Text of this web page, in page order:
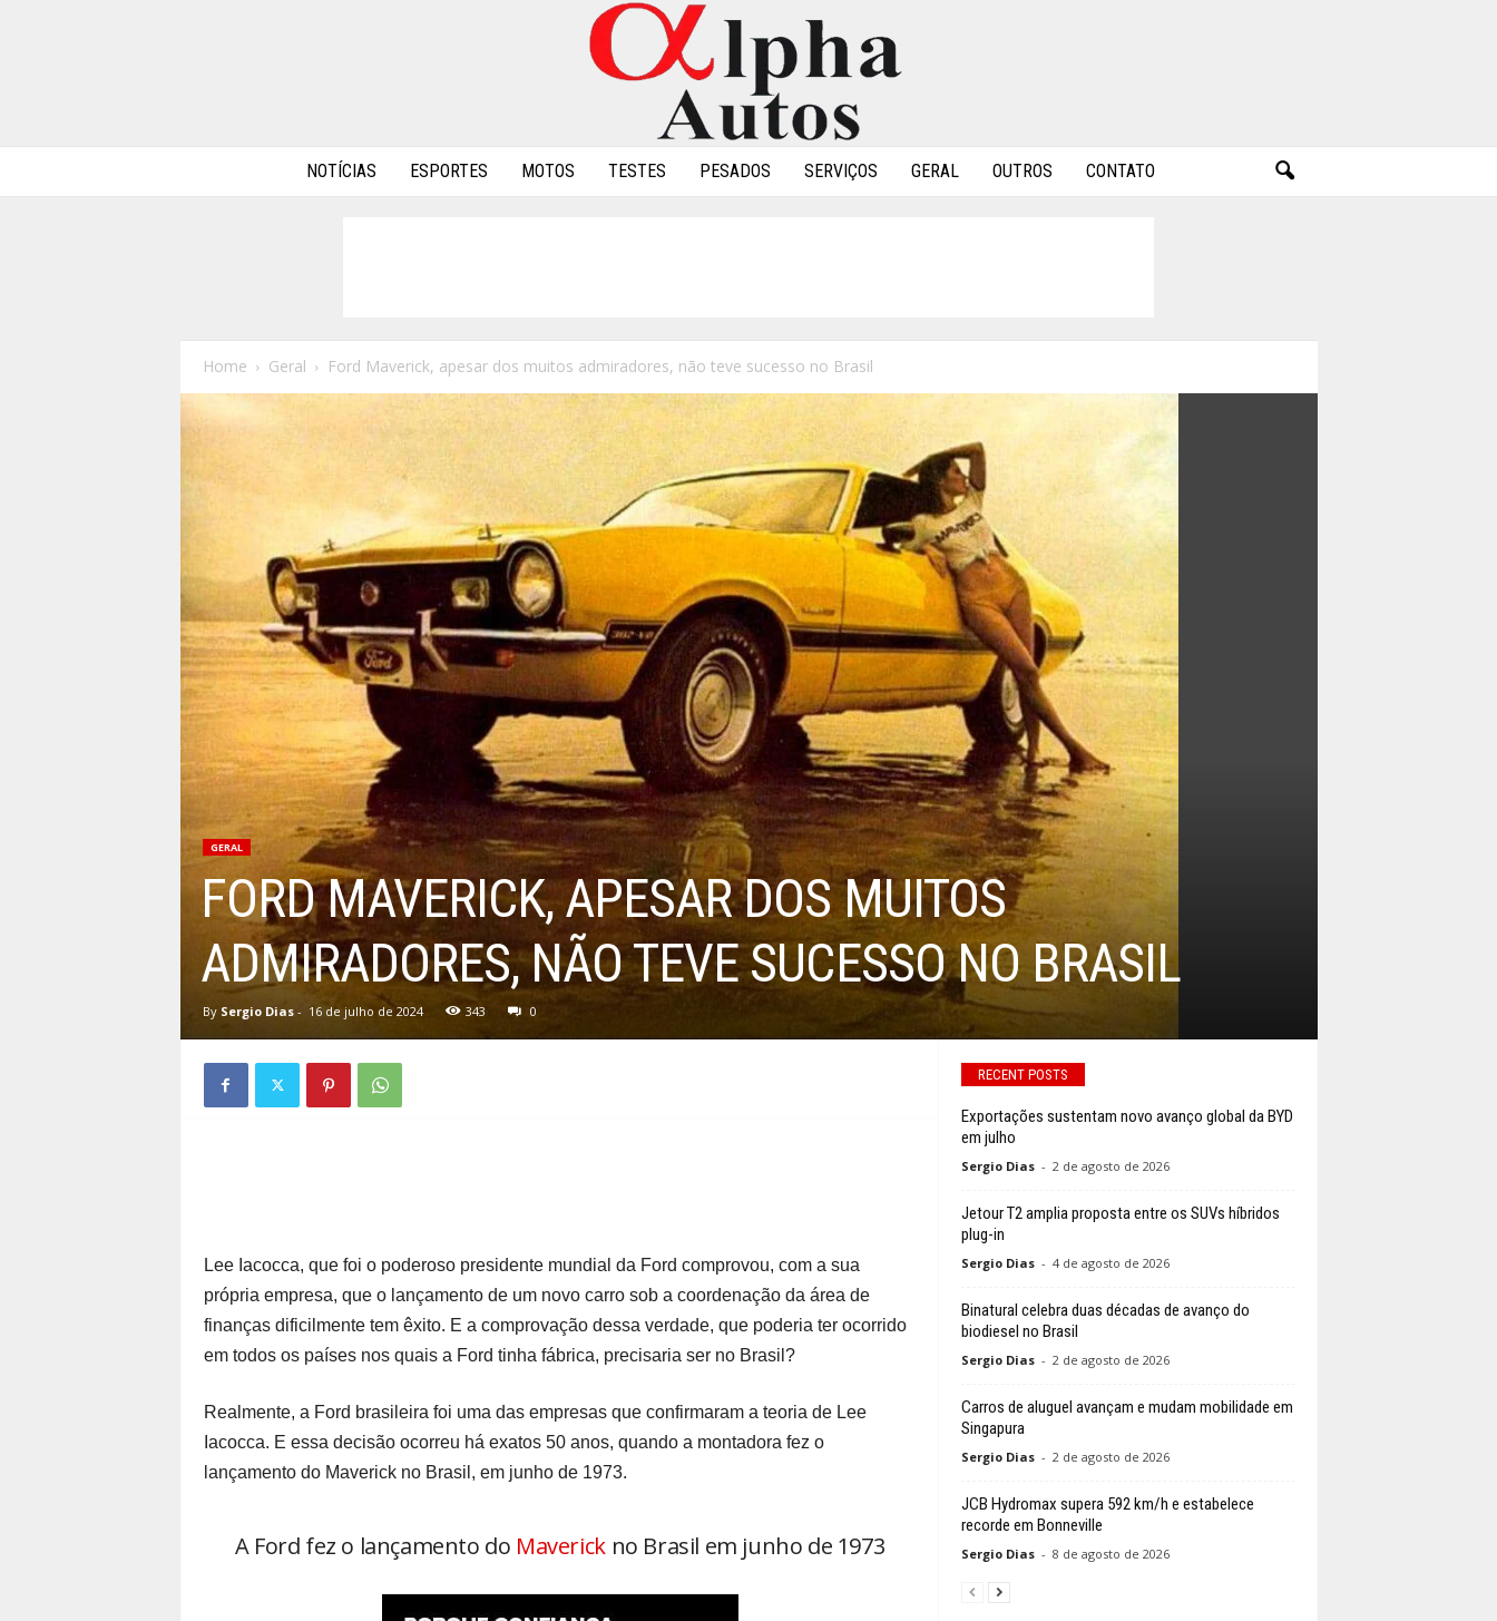
NOTÍCIAS ESPORTES MOTOS TESTES PESADOS SERVIÇOS GERAL OUTROS CONTATO
Home Geral Ford Maverick, apesar dos muitos admiradores, não teve sucesso no Brasil
GERAL
FORD MAVERICK, APESAR DOS MUITOS
ADMIRADORES, NÃO TEVE SUCESSO NO BRASIL
By Sergio Dias- 16 de julho de 2024 343 0
Lee Iacocca, que foi o poderoso presidente mundial da Ford comprovou, com a sua
própria empresa, que o lançamento de um novo carro sob a coordenação da área de
finanças dificilmente tem êxito. E a comprovação dessa verdade, que poderia ter ocorrido
em todos os países nos quais a Ford tinha fábrica, precisaria ser no Brasil?
Realmente, a Ford brasileira foi uma das empresas que confirmaram a teoria de Lee
Iacocca. E essa decisão ocorreu há exatos 50 anos, quando a montadora fez o
lançamento do Maverick no Brasil, em junho de 1973.
A Ford fez o lançamento do Maverickno Brasil em junho de 1973
RECENT POSTS
Exportações sustentam novo avanço global da BYD
em julho
Sergio Dias - 2 de agosto de 2026
Jetour T2 amplia proposta entre os SUVs híbridos
plug-in
Sergio Dias - 4 de agosto de 2026
Binatural celebra duas décadas de avanço do
biodiesel no Brasil
Sergio Dias - 2 de agosto de 2026
Carros de aluguel avançam e mudam mobilidade em
Singapura
Sergio Dias - 2 de agosto de 2026
JCB Hydromax supera 592 km/h e estabelece
recorde em Bonneville
Sergio Dias - 8 de agosto de 2026